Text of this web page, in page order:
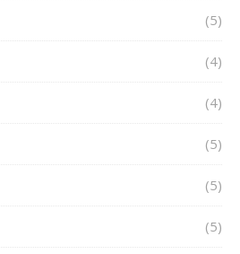
(5)
(4)
(4)
(5)
(5)
(5)